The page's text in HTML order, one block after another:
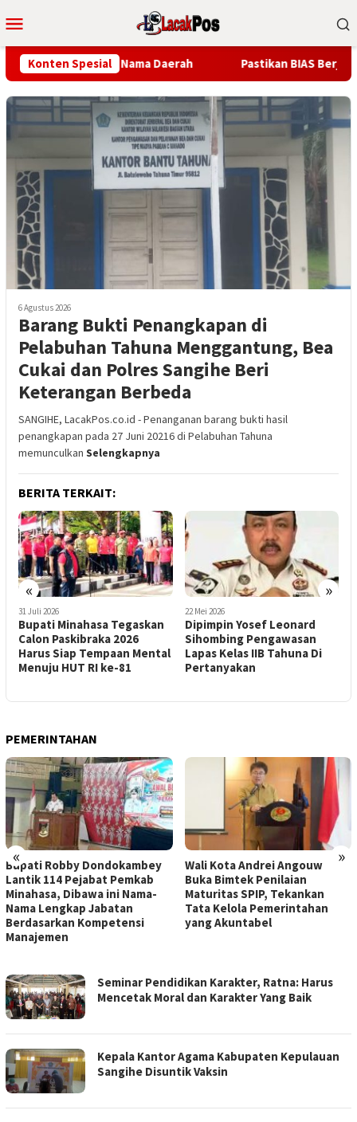
ke
Mobile
Konten Spesial
Jaga Nama Daerah Pastikan BIAS Berjalan
6 Agustus 2026
Barang Bukti Penangkapan di
Pelabuhan Tahuna Menggantung, Bea
Cukai dan Polres Sangihe Beri
Keterangan Berbeda
SANGIHE, LacakPos.co.id - Penanganan barang bukti hasil
penangkapan pada 27 Juni 20216 di Pelabuhan Tahuna
memunculkan Selengkapnya
BERITA TERKAIT:
« »
31 Juli 2026
Bupati Minahasa Tegaskan
Calon Paskibraka 2026
Harus Siap Tempaan Mental
Menuju HUT RI ke-81
22 Mei 2026
Dipimpin Yosef Leonard
Sihombing Pengawasan
Lapas Kelas IIB Tahuna Di
Pertanyakan
PEMERINTAHAN
« »
Bupati Robby Dondokambey
Lantik 114 Pejabat Pemkab
Minahasa, Dibawa ini Nama-
Nama Lengkap Jabatan
Berdasarkan Kompetensi
Manajemen
Wali Kota Andrei Angouw
Buka Bimtek Penilaian
Maturitas SPIP, Tekankan
Tata Kelola Pemerintahan
yang Akuntabel
LACAKPOS.CO.IDSeminar Pendidikan Karakter, Ratna: Harus
Mencetak Moral dan Karakter Yang Baik
Kepala Kantor Agama Kabupaten Kepulauan
Sangihe Disuntik Vaksin